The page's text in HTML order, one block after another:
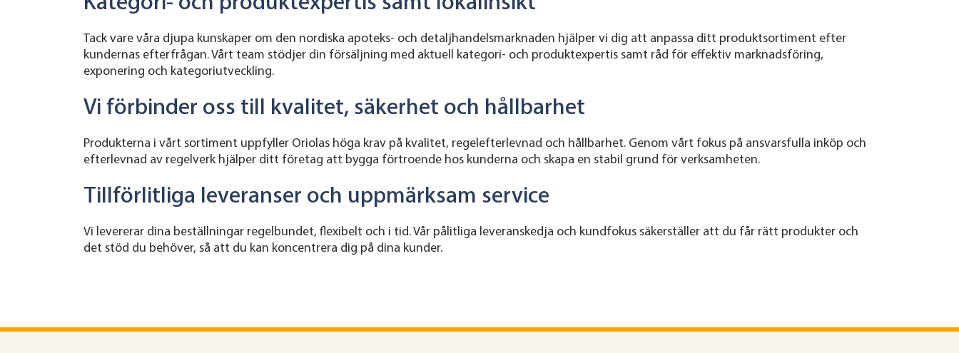
Tack vare våra djupa kunskaper om den nordiska apoteks- och detaljhandelsmarknaden hjälper vi dig att anpassa ditt produktsortiment efter
kundernas efterfrågan. Vårt team stödjer din försäljning med aktuell kategori- och produktexpertis samt råd för effektiv marknadsföring,
exponering och kategoriutveckling.
Vi förbinder oss till kvalitet, säkerhet och hållbarhet
Produkterna i vårt sortiment uppfyller Oriolas höga krav på kvalitet, regelefterlevnad och hållbarhet. Genom vårt fokus på ansvarsfulla inköp och
efterlevnad av regelverk hjälper ditt företag att bygga förtroende hos kunderna och skapa en stabil grund för verksamheten.
Tillförlitliga leveranser och uppmärksam service
Vi levererar dina beställningar regelbundet, flexibelt och i tid. Vår pålitliga leveranskedja och kundfokus säkerställer att du får rätt produkter och
det stöd du behöver, så att du kan koncentrera dig på dina kunder.